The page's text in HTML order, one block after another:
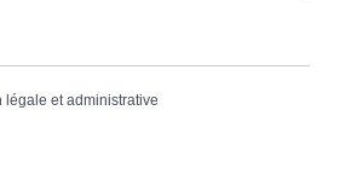
légale et administrative